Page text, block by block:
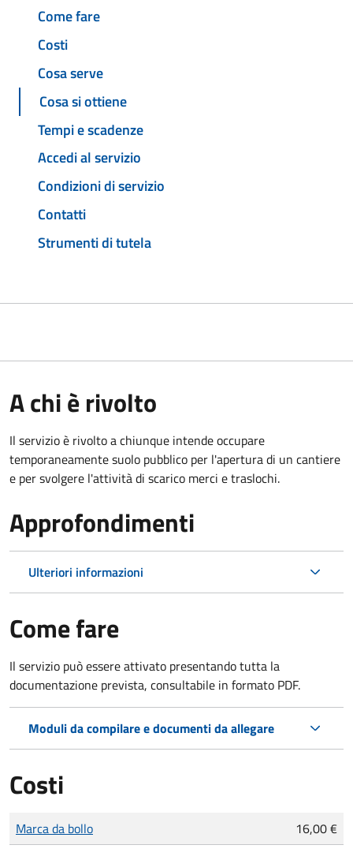
Come fare
Costi
Cosa serve
Cosa si ottiene
Tempi e scadenze
Accedi al servizio
Condizioni di servizio
Contatti
Strumenti di tutela
A chi è rivolto
Il servizio è rivolto a chiunque intende occupare
temporaneamente suolo pubblico per l'apertura di un cantiere
e per svolgere l'attività di scarico merci e traslochi.
Approfondimenti
Ulteriori informazioni
Come fare
Il servizio può essere attivato presentando tutta la
documentazione prevista, consultabile in formato PDF.
Moduli da compilare e documenti da allegare
Costi
Tipo di pagamento
Importo
Marca da bollo 16,00 €